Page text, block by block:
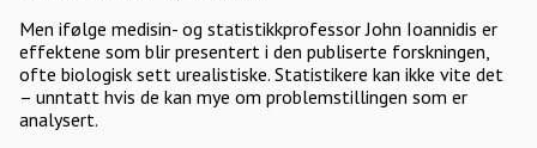
Men ifølge medisin- og statistikkprofessor John Ioannidis er
effektene som blir presentert i den publiserte forskningen,
ofte biologisk sett urealistiske. Statistikere kan ikke vite det
– unntatt hvis de kan mye om problemstillingen som er
analysert.